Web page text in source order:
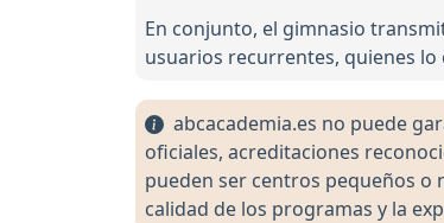
En conjunto, el gimnasio
usuarios recurrentes, quienes
abcacademia.es no puede
oficiales, acreditaciones
pueden ser centros pequeños o
calidad de los programas y la